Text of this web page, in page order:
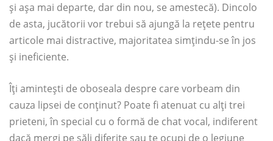
și așa mai departe, dar din nou, se amestecă). Dincolo
de asta, jucătorii vor trebui să ajungă la rețete pentru
articole mai distractive, majoritatea simțindu-se în jos
și ineficiente.
Îți amintești de oboseala despre care vorbeam din
cauza lipsei de conținut? Poate fi atenuat cu alți trei
prieteni, în special cu o formă de chat vocal, indiferent
dacă mergi pe săli diferite sau te ocupi de o legiune